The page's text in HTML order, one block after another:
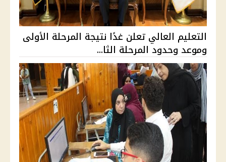
التعليم العالي تعلن غدًا نتيجة المرحلة الأولى
وموعد وحدود المرحلة الثا...